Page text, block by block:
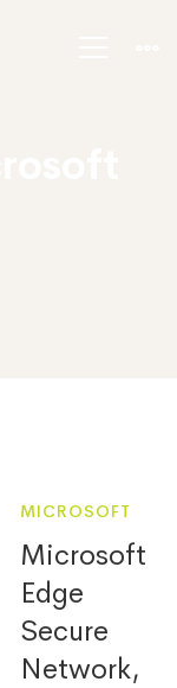
MICROSOFT
Microsoft
Edge
Secure
Network,